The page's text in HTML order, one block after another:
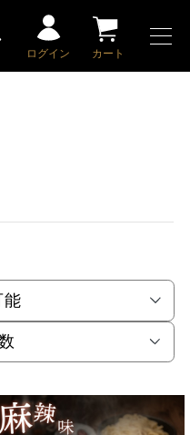
ログイン カート
能